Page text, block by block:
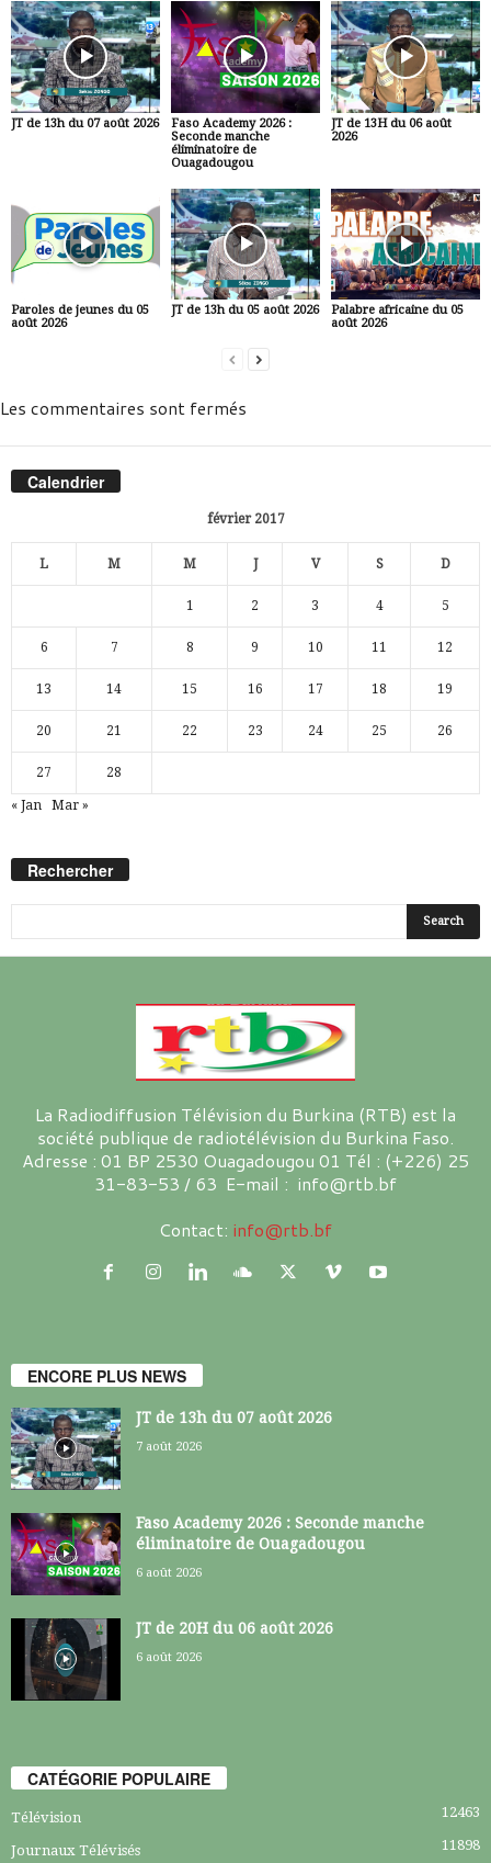
JT de 13h du 07 août 2026
Faso Academy 2026 :
Seconde manche
éliminatoire de
Ouagadougou
JT de 13H du 06 août
2026
Paroles de jeunes du 05
août 2026
JT de 13h du 05 août 2026
Palabre africaine du 05
août 2026
Les commentaires sont fermés
Calendrier
février 2017
L M M J V S D
1 2 3 4 5
6 7 8 9 10 11 12
13 14 15 16 17 18 19
20 21 22 23 24 25 26
27 28
« Jan Mar »
Rechercher
La Radiodiffusion Télévision du Burkina (RTB) est la
société publique de radiotélévision du Burkina Faso.
Adresse : 01 BP 2530 Ouagadougou 01 Tél : (+226) 25
31-83-53 / 63 E-mail : info@rtb.bf
Contact: info@rtb.bf
ENCORE PLUS NEWS
JT de 13h du 07 août 2026
7 août 2026
Faso Academy 2026 : Seconde manche
éliminatoire de Ouagadougou
6 août 2026
JT de 20H du 06 août 2026
6 août 2026
CATÉGORIE POPULAIRE
Télévision 12463
Journaux Télévisés 11898